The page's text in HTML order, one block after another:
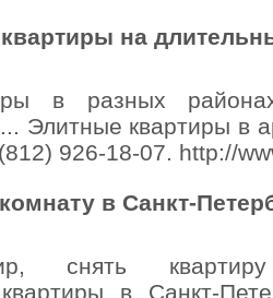
на
в разных
Элитные квартиры в
926-18-07. http://
в Санкт-
снять
в Санкт-